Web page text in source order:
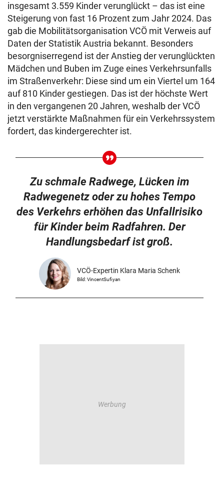
insgesamt 3.559 Kinder verunglückt – das ist eine
Steigerung von fast 16 Prozent zum Jahr 2024. Das
gab die Mobilitätsorganisation VCÖ mit Verweis auf
Daten der Statistik Austria bekannt. Besonders
besorgniserregend ist der Anstieg der verunglückten
Mädchen und Buben im Zuge eines Verkehrsunfalls
im Straßenverkehr: Diese sind um ein Viertel um 164
auf 810 Kinder gestiegen. Das ist der höchste Wert
in den vergangenen 20 Jahren, weshalb der VCÖ
jetzt verstärkte Maßnahmen für ein Verkehrssystem
fordert, das kindergerechter ist.
Zu schmale Radwege, Lücken im
Radwegenetz oder zu hohes Tempo
des Verkehrs erhöhen das Unfallrisiko
für Kinder beim Radfahren. Der
Handlungsbedarf ist groß.
VCÖ-Expertin Klara Maria Schenk
Bild: VincentSufiyan